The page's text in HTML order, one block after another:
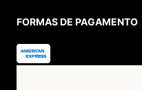
FORMAS DE PAGAMENTO